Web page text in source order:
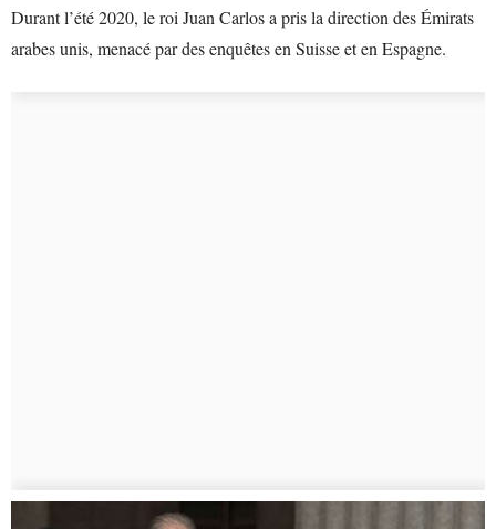
Durant l’été 2020, le roi Juan Carlos a pris la direction des Émirats
arabes unis, menacé par des enquêtes en Suisse et en Espagne.